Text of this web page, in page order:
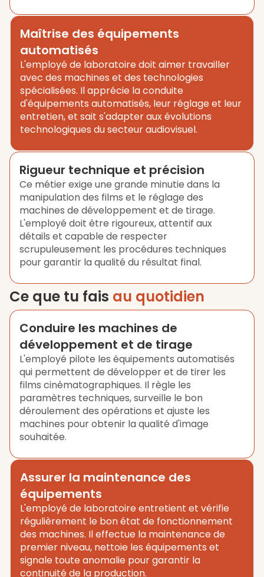
Maîtrise des équipements
automatisés
L'employé de laboratoire doit aimer travailler
avec des machines et des technologies
spécialisées. Il apprécie la conduite
d'équipements automatisés, leur réglage et leur
entretien, et sait s'adapter aux évolutions
technologiques du secteur audiovisuel.
Rigueur technique et précision
Ce métier exige une grande minutie dans la
manipulation des films et le réglage des
machines de développement et de tirage.
L'employé doit être rigoureux, attentif aux
détails et capable de respecter
scrupuleusement les procédures techniques
pour garantir la qualité du résultat final.
Ce que tu fais au quotidien
Conduire les machines de
développement et de tirage
L'employé pilote les équipements automatisés
qui permettent de développer et de tirer les
films cinématographiques. Il règle les
paramètres techniques, surveille le bon
déroulement des opérations et ajuste les
machines pour obtenir la qualité d'image
souhaitée.
Assurer la maintenance des
équipements
L'employé de laboratoire entretient et vérifie
régulièrement le bon état de fonctionnement
des machines. Il effectue la maintenance de
premier niveau, nettoie les équipements et
signale toute anomalie pour garantir la
continuité de la production.